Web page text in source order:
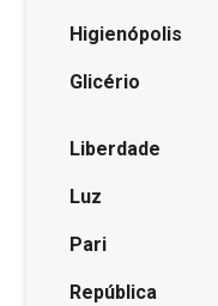
Higienópolis
Glicério
Liberdade
Luz
Pari
República